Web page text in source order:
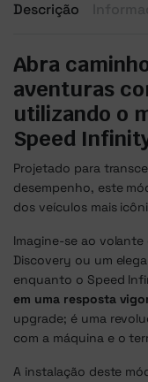
Descrição
Abra
aventuras
utilizando o
Speed
Projetado para
desempenho, este
dos veículos mais
Imagine-se ao
Discovery ou um
enquanto o Speed
em uma resposta
upgrade; é uma
com a máquina e o
A instalação deste